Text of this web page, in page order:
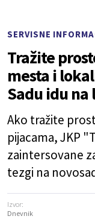
SERVISNE
Tražite
mesta i
Sadu idu
Ako tražite
pijacama, JKP
zaintersovane
tezgi na
Izvor:
Dnevnik